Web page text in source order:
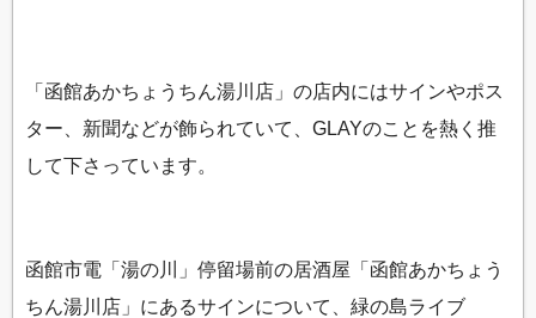
「函館あかちょうちん湯川店」の店内にはサインやポス
ター、新聞などが飾られていて、GLAYのことを熱く推
して下さっています。
函館市電「湯の川」停留場前の居酒屋「函館あかちょう
ちん湯川店」にあるサインについて、緑の島ライブ